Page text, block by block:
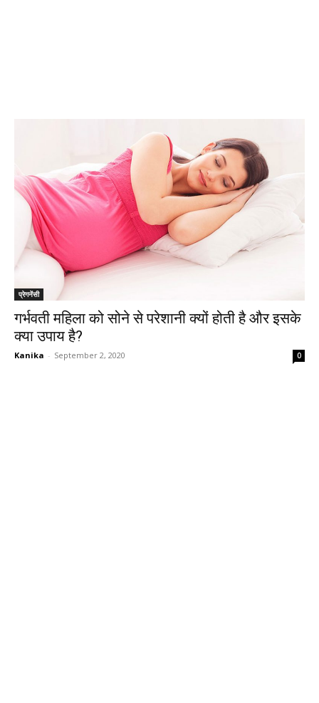
प्रेगनेंसी
गर्भवती महिला को सोने से परेशानी क्यों होती है और इसके
क्या उपाय है?
Kanika - September 2, 2020 0